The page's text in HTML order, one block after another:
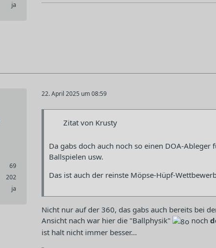
ja
69
202
ja
22. April 2025 um 08:59
Zitat von Krusty
Da gabs doch auch noch so einen DOA-
Ballspielen usw.
Das ist auch der reinste Möpse-Hüpf-
Nicht nur auf der 360, das gabs auch bereits bei
Ansicht nach war hier die "Ballphysik"
noch
ist halt nicht immer besser...